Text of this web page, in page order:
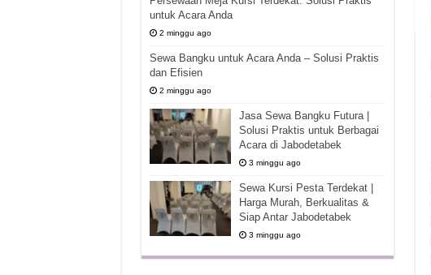
untuk Acara Anda
2 minggu ago
Sewa Bangku untuk Acara Anda – Solusi Praktis
dan Efisien
2 minggu ago
Jasa Sewa Bangku Futura |
Solusi Praktis untuk Berbagai
Acara di Jabodetabek
3 minggu ago
Sewa Kursi Pesta Terdekat |
Harga Murah, Berkualitas &
Siap Antar Jabodetabek
3 minggu ago